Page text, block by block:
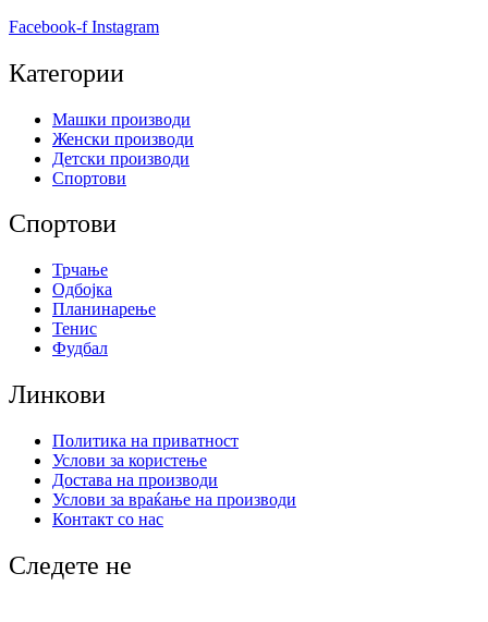
Facebook-f Instagram
Категории
Машки производи
Женски производи
Детски производи
Спортови
Спортови
Трчање
Одбојка
Планинарење
Тенис
Фудбал
Линкови
Политика на приватност
Услови за користење
Достава на производи
Услови за враќање на производи
Контакт со нас
Следете не